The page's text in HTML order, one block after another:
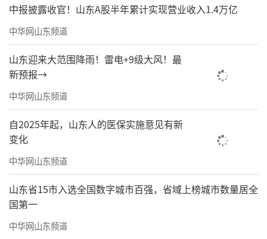
春风已来，时不我待。绿地泉营销铁军始
终以客户为中心，勇于担当，敢于负责，上下
一心，以强大的信心、高昂的斗志，对照年度
指标，全力争取新突破，实现新跨越，向集团
交出满意答卷，为集团高质量发展扛起更大担
当、做出更大贡献！
服务保障 美好升温
喜迎新春，万家团圆夜，而在我们的社区
中报披露收官！山东A股半年累计实现营业收入1.4万亿
中华网山东频道
山东迎来大范围降雨！雷电+9级大风！最
新预报→
中华网山东频道
自2025年起，山东人的医保实施意见有新
变化
中华网山东频道
山东省15市入选全国数字城市百强，省域上榜城市数量居全
国第一
中华网山东频道